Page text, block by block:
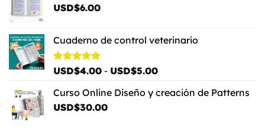
USD$6.00
Cuaderno de control veterinario
Valorado
de 5
USD$4.00 - USD$5.00Rango
precios:
Curso Online Diseño y creación de Patterns
USD$30.00